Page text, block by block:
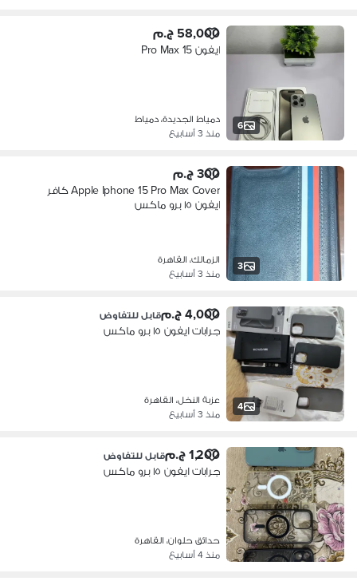
6
58,000 ج.م
ايفون 15 Pro Max
دمياط الجديدة، دمياط
منذ 3 أسابيع
3
300 ج.م
Apple Iphone 15 Pro Max Cover كافر
ايفون ١٥ برو ماكس
الزمالك، القاهرة
منذ 3 أسابيع
4
4,000 ج.م قابل للتفاوض
جرابات ايفون ١٥ برو ماكس
عزبة النخل، القاهرة
منذ 3 أسابيع
1,200 ج.م قابل للتفاوض
جرابات ايفون ١٥ برو ماكس
حدائق حلوان، القاهرة
منذ 4 أسابيع